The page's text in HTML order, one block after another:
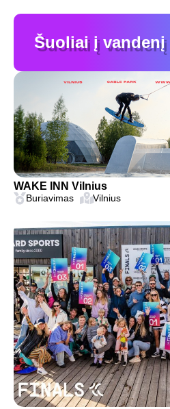
Šuoliai į vandenį
WAKE INN Vilnius
Buriavimas Vilnius